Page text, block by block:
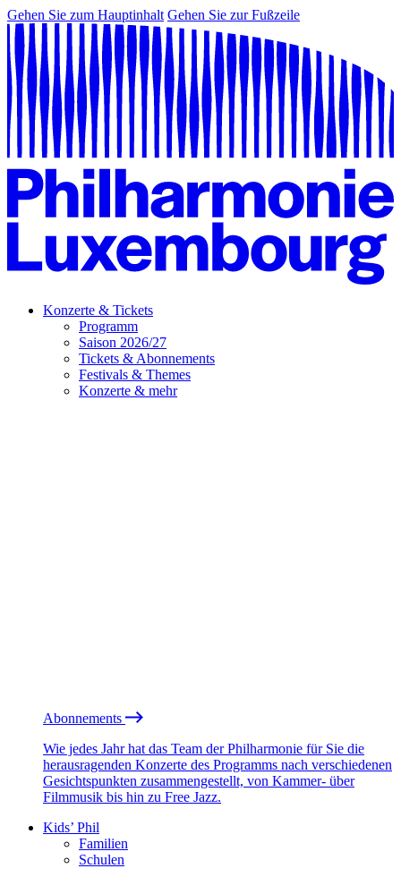
Gehen Sie zum Hauptinhalt Gehen Sie zur Fußzeile
Konzerte & Tickets
Programm
Saison 2026/27
Tickets & Abonnements
Festivals & Themes
Konzerte & mehr
Abonnements
Wie jedes Jahr hat das Team der Philharmonie für Sie die
herausragenden Konzerte des Programms nach verschiedenen
Gesichtspunkten zusammengestellt, von Kammer- über
Filmmusik bis hin zu Free Jazz.
Kids’ Phil
Familien
Schulen